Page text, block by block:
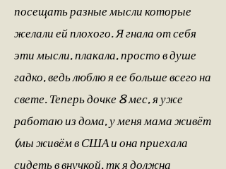
посещать разные мысли которые
желали ей плохого. Я гнала от себя
эти мысли, плакала, просто в душе
гадко, ведь люблю я ее больше всего на
свете. Теперь дочке 8 мес, я уже
работаю из дома, у меня мама живёт
(мы живём в США и она приехала
сидеть в внучкой, тк я должна